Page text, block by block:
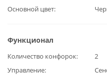
Основной цвет
Функционал
Количество конфорок
2
Управление